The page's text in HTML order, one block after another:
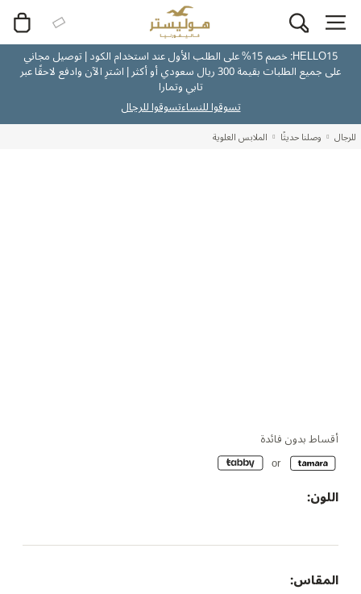
HELLO15: خصم 15% على الطلب الأول عند استخدام الكود | توصيل مجاني
على جميع الطلبات بقيمة 300 ريال سعودي أو أكثر | اشترِ الآن وادفع لاحقًا عبر
تابي وتمارا
تسوقوا للنساءتسوقوا للرجال
للرجال وصلنا حديثًا الملابس العلوية
أقساط بدون فائدة
اللون:
المقاس: